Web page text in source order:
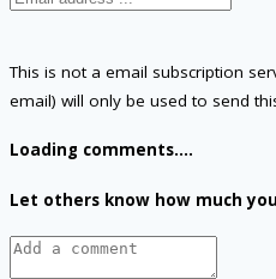
This is not a email subscription
email) will only be used to send
Loading comments....
Let others know how much